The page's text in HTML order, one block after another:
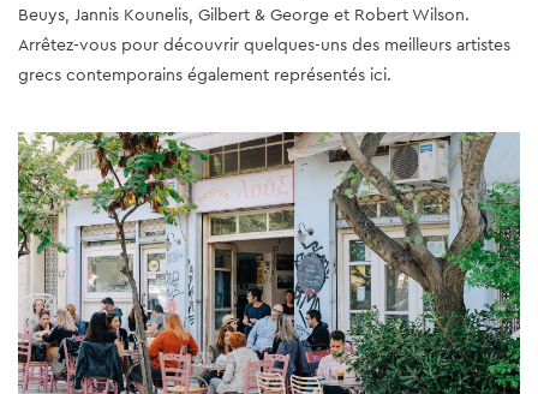
Beuys, Jannis Kounelis, Gilbert & George et Robert Wilson.
Arrêtez-vous pour découvrir quelques-uns des meilleurs artistes
grecs contemporains également représentés ici.